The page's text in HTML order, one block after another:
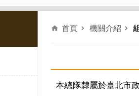
首頁 機關介紹
本總隊隸屬於臺北市